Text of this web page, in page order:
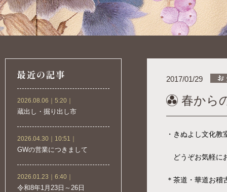
2026.08.06｜5:20｜
蔵出し・掘り出し市
2026.04.30｜10:51｜
GWの営業につきまして
2026.01.23｜6:40｜
令和8年1月23日～26日
2017/01/29
春から
・きぬよし文化
どうぞお気軽に
＊茶道・華道お稽